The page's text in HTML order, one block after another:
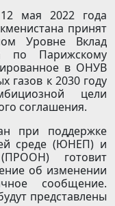
мая 2022 года
принят
Уровне Вклад
по Парижскому
в ОНУВ
газов к 2030 году
цели
соглашения.
при поддержке
среде (ЮНЕП) и
готовит
об изменении
сообщение.
представлены